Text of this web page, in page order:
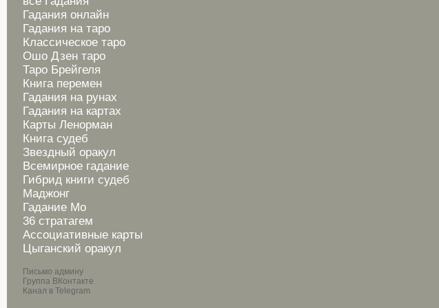
Гадания онлайн
Гадания на таро
Классическое таро
Ошо Дзен таро
Таро Брейгеля
Книга перемен
Гадания на рунах
Гадания на картах
Карты Ленорман
Книга судеб
Звездный оракул
Всемирное гадание
Гибрид книги судеб
Маджонг
Гадание Мо
36 стратагем
Ассоциативные карты
Цыганский оракул
Письмо админу
Группа ВКонтакте
Канал в Telegram